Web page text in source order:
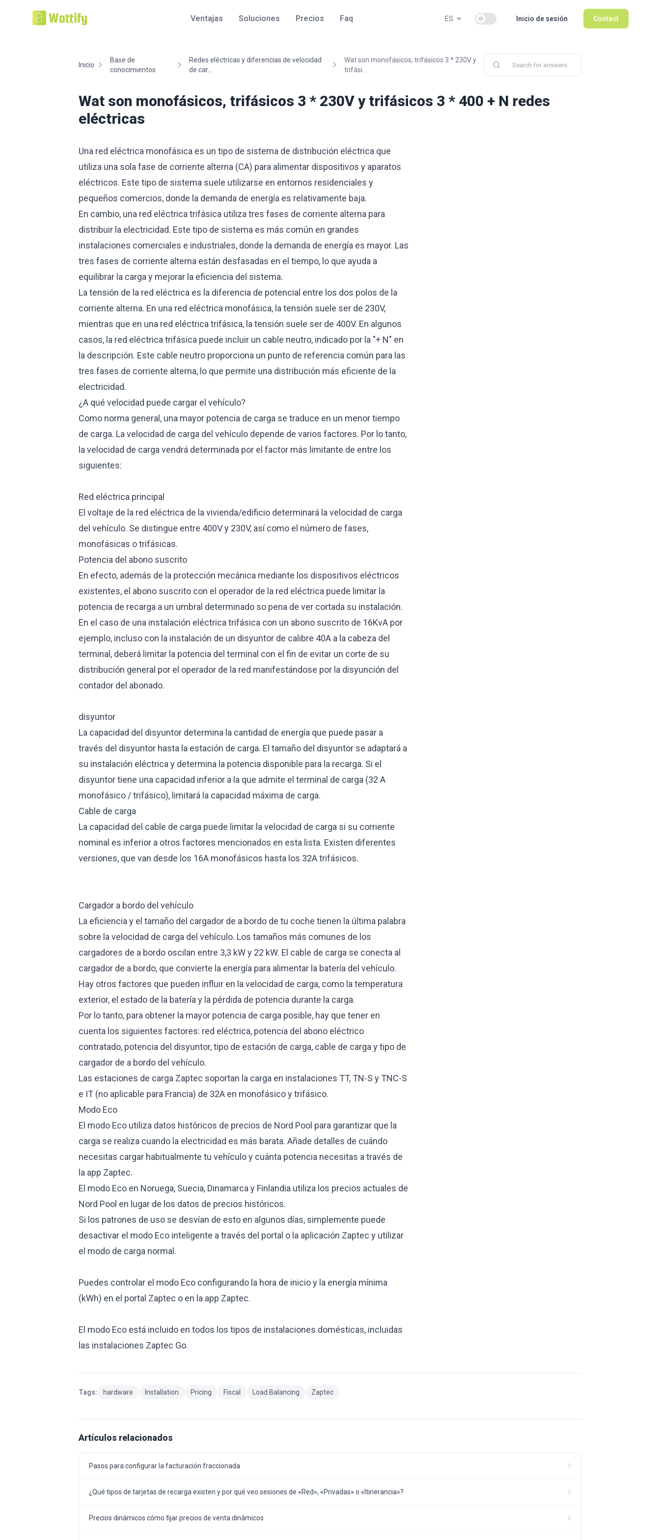
Ventajas Soluciones Precios Faq ES Use setting Inicio de sesión Contact
Inicio
Base de
conocimientos
Redes eléctricas y diferencias de velocidad
de car...
Wat son monofásicos, trifásicos 3 * 230V y
trifási...
Wat son monofásicos, trifásicos 3 * 230V y trifásicos 3 * 400 + N redes
eléctricas
Una red eléctrica monofásica es un tipo de sistema de distribución eléctrica que
utiliza una sola fase de corriente alterna (CA) para alimentar dispositivos y aparatos
eléctricos. Este tipo de sistema suele utilizarse en entornos residenciales y
pequeños comercios, donde la demanda de energía es relativamente baja.
En cambio, una red eléctrica trifásica utiliza tres fases de corriente alterna para
distribuir la electricidad. Este tipo de sistema es más común en grandes
instalaciones comerciales e industriales, donde la demanda de energía es mayor. Las
tres fases de corriente alterna están desfasadas en el tiempo, lo que ayuda a
equilibrar la carga y mejorar la eficiencia del sistema.
La tensión de la red eléctrica es la diferencia de potencial entre los dos polos de la
corriente alterna. En una red eléctrica monofásica, la tensión suele ser de 230V,
mientras que en una red eléctrica trifásica, la tensión suele ser de 400V. En algunos
casos, la red eléctrica trifásica puede incluir un cable neutro, indicado por la "+ N" en
la descripción. Este cable neutro proporciona un punto de referencia común para las
tres fases de corriente alterna, lo que permite una distribución más eficiente de la
electricidad.
¿A qué velocidad puede cargar el vehículo?
Como norma general, una mayor potencia de carga se traduce en un menor tiempo
de carga. La velocidad de carga del vehículo depende de varios factores. Por lo tanto,
la velocidad de carga vendrá determinada por el factor más limitante de entre los
siguientes:
Red eléctrica principal
El voltaje de la red eléctrica de la vivienda/edificio determinará la velocidad de carga
del vehículo. Se distingue entre 400V y 230V, así como el número de fases,
monofásicas o trifásicas.
Potencia del abono suscrito
En efecto, además de la protección mecánica mediante los dispositivos eléctricos
existentes, el abono suscrito con el operador de la red eléctrica puede limitar la
potencia de recarga a un umbral determinado so pena de ver cortada su instalación.
En el caso de una instalación eléctrica trifásica con un abono suscrito de 16KvA por
ejemplo, incluso con la instalación de un disyuntor de calibre 40A a la cabeza del
terminal, deberá limitar la potencia del terminal con el fin de evitar un corte de su
distribución general por el operador de la red manifestándose por la disyunción del
contador del abonado.
disyuntor
La capacidad del disyuntor determina la cantidad de energía que puede pasar a
través del disyuntor hasta la estación de carga. El tamaño del disyuntor se adaptará a
su instalación eléctrica y determina la potencia disponible para la recarga. Si el
disyuntor tiene una capacidad inferior a la que admite el terminal de carga (32 A
monofásico / trifásico), limitará la capacidad máxima de carga.
Cable de carga
La capacidad del cable de carga puede limitar la velocidad de carga si su corriente
nominal es inferior a otros factores mencionados en esta lista. Existen diferentes
versiones, que van desde los 16A monofásicos hasta los 32A trifásicos.
Cargador a bordo del vehículo
La eficiencia y el tamaño del cargador de a bordo de tu coche tienen la última palabra
sobre la velocidad de carga del vehículo. Los tamaños más comunes de los
cargadores de a bordo oscilan entre 3,3 kW y 22 kW. El cable de carga se conecta al
cargador de a bordo, que convierte la energía para alimentar la batería del vehículo.
Hay otros factores que pueden influir en la velocidad de carga, como la temperatura
exterior, el estado de la batería y la pérdida de potencia durante la carga.
Por lo tanto, para obtener la mayor potencia de carga posible, hay que tener en
cuenta los siguientes factores: red eléctrica, potencia del abono eléctrico
contratado, potencia del disyuntor, tipo de estación de carga, cable de carga y tipo de
cargador de a bordo del vehículo.
Las estaciones de carga Zaptec soportan la carga en instalaciones TT, TN-S y TNC-S
e IT (no aplicable para Francia) de 32A en monofásico y trifásico.
Modo Eco
El modo Eco utiliza datos históricos de precios de Nord Pool para garantizar que la
carga se realiza cuando la electricidad es más barata. Añade detalles de cuándo
necesitas cargar habitualmente tu vehículo y cuánta potencia necesitas a través de
la app Zaptec.
El modo Eco en Noruega, Suecia, Dinamarca y Finlandia utiliza los precios actuales de
Nord Pool en lugar de los datos de precios históricos.
Si los patrones de uso se desvían de esto en algunos días, simplemente puede
desactivar el modo Eco inteligente a través del portal o la aplicación Zaptec y utilizar
el modo de carga normal.
Puedes controlar el modo Eco configurando la hora de inicio y la energía mínima
(kWh) en el portal Zaptec o en la app Zaptec.
El modo Eco está incluido en todos los tipos de instalaciones domésticas, incluidas
las instalaciones Zaptec Go.
Tags: hardware Installation Pricing Fiscal Load Balancing Zaptec
Artículos relacionados
Pasos para configurar la facturación fraccionada
¿Qué tipos de tarjetas de recarga existen y por qué veo sesiones de «Red», «Privadas» o «Itinerancia»?
Precios dinámicos cómo fijar precios de venta dinámicos